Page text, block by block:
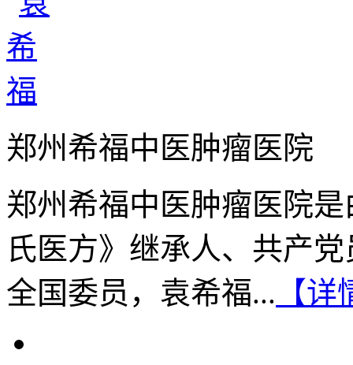
郑州希福中医肿瘤医院
郑州希福中医肿瘤医院
氏医方》继承人、共产
全国委员，袁希福... 【